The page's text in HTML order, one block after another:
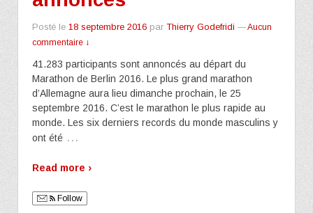
Posté le 18 septembre 2016 par Thierry Godefridi —Aucun
commentaire ↓
41.283 participants sont annoncés au départ du
Marathon de Berlin 2016. Le plus grand marathon
d’Allemagne aura lieu dimanche prochain, le 25
septembre 2016. C’est le marathon le plus rapide au
monde. Les six derniers records du monde masculins y
ont été …
Read more ›
Follow